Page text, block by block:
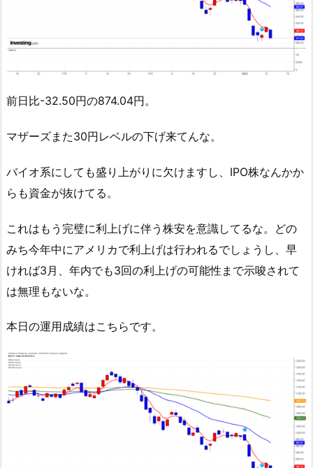
前日比-32.50円の874.04円。
マザーズまた30円レベルの下げ来てんな。
バイオ系にしても盛り上がりに欠けますし、IPO株なんかか
らも資金が抜けてる。
これはもう完璧に利上げに伴う株安を意識してるな。どの
みち今年中にアメリカで利上げは行われるでしょうし、早
ければ3月、年内でも3回の利上げの可能性まで示唆されて
は無理もないな。
本日の運用成績はこちらです。